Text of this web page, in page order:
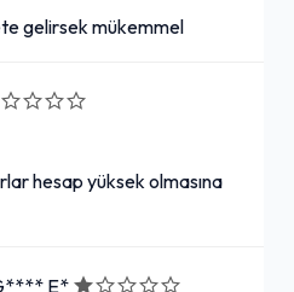
gelirsek mükemmel
hesap yüksek olmasına
E*